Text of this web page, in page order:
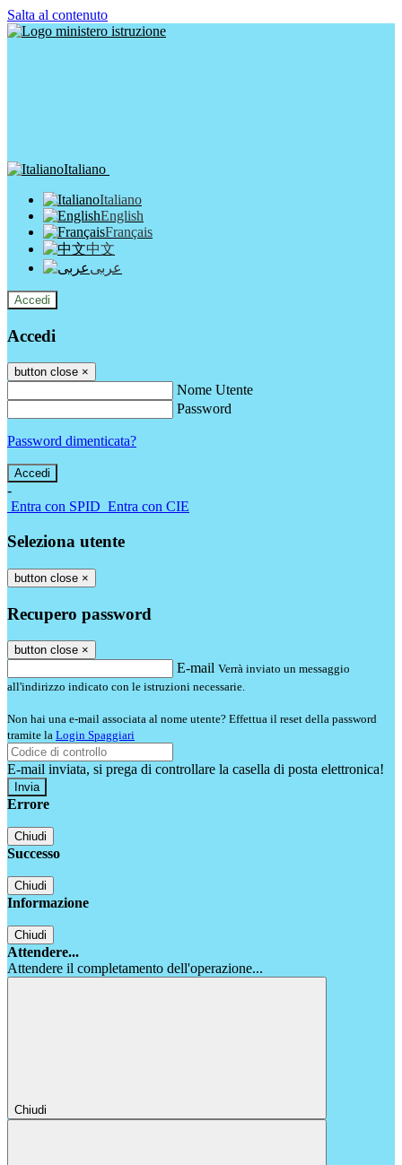
Salta al contenuto
Italiano
Italiano
English
Français
中文
عربى
Accedi
Accedi
button close ×
Nome Utente
Password
Password dimenticata?
-
Entra con SPID Entra con CIE
Seleziona utente
button close ×
Recupero password
button close ×
E-mail Verrà inviato un messaggio
all'indirizzo indicato con le istruzioni necessarie.
Non hai una e-mail associata al nome utente? Effettua il reset della password
tramite la Login Spaggiari
E-mail inviata, si prega di controllare la casella di posta elettronica!
Errore
Chiudi
Successo
Chiudi
Informazione
Chiudi
Attendere...
Attendere il completamento dell'operazione...
Chiudi